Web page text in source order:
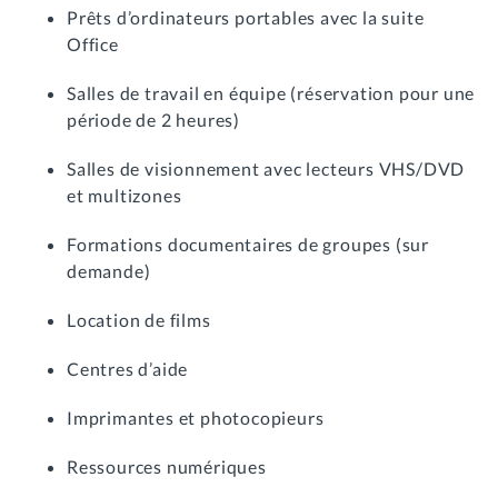
Prêts d’ordinateurs portables avec la suite
Office
Salles de travail en équipe (réservation pour une
période de 2 heures)
Salles de visionnement avec lecteurs VHS/DVD
et multizones
Formations documentaires de groupes (sur
demande)
Location de films
Centres d’aide
Imprimantes et photocopieurs
Ressources numériques